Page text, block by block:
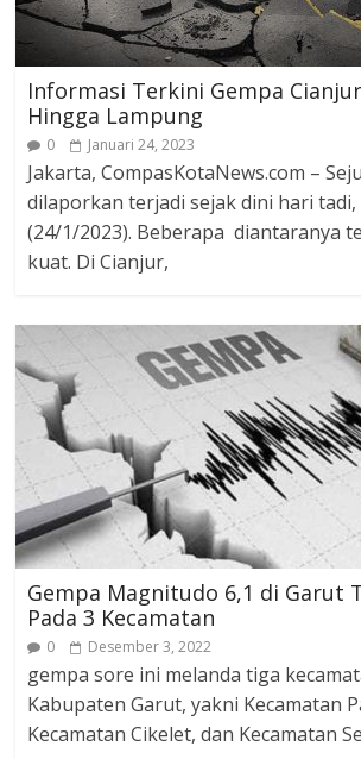
Informasi Terkini Gempa
Hingga Lampung
0 Januari 24, 2023
Jakarta, CompasKotaNews.com –
dilaporkan terjadi sejak dini hari tadi,
(24/1/2023). Beberapa diantaranya
kuat. Di Cianjur,
Gempa Magnitudo 6,1 di Garut
Pada 3 Kecamatan
0 Desember 3, 2022
gempa sore ini melanda tiga
Kabupaten Garut, yakni Kecamatan
Kecamatan Cikelet, dan Kecamatan